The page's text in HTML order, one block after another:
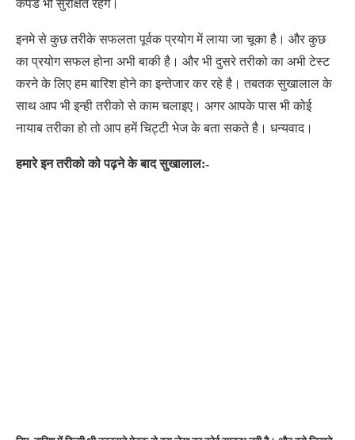
कपडे भी सुरक्षित रहेंगे।
इनमे से कुछ तरीके सफलता पूर्वक प्रयोग में लाया जा चूका है। और कुछ
का प्रयोग सफल होना अभी बाकी है। और भी दुसरे तरीको का अभी टेस्ट
करने के लिए हम बारिश होने का इन्तेजार कर रहे है। तबतक सुखालाल के
साथ आप भी इन्ही तरीको से काम चलाइए। अगर आपके पास भी कोई
नायाब तरीका हो तो आप हमें चिट्टी भेज के बता सकते है। धन्यवाद।
हमारे इन तरीको को पढ़ने के बाद सुखालाल:-